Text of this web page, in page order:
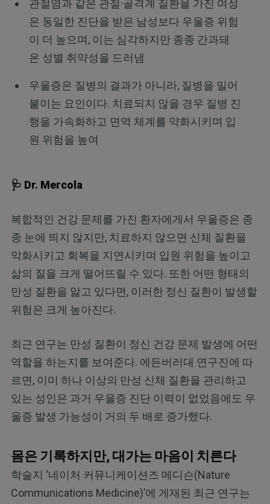
관절염과 같은 관절·골격계 질환을 가진 여성
은 동일한 진단을 받은 남성보다 우울증 위험
이 더 높으며, 이는 심각하지만 종종 간과돼
온 성별 취약성을 드러냄
우울증은 질병의 결과가 아니라, 질병을 밀어
붙이는 요인이다. 치료되지 않을 경우 질병 진
행을 가속화하고 면역 체계를 약화시키며 입
원 위험을 높여
🩺 Dr. Mercola
복합적인 건강 문제를 가진 환자에게서 우울증은 종
종 눈에 띄지 않지만, 치료하지 않으면 신체 질환을
악화시키고 회복을 지연시키며 입원 위험을 높이고
삶의 질을 크게 떨어뜨릴 수 있다. 또한 어떤 형태의
만성 질환을 앓고 있다면, 이러한 정신 질환이 발생할
위험은 크게 높아진다.
최근 연구는 만성 질환이 정신 건강 문제 발생에 어떤
역할을 하는지를 보여준다. 에든버러대 연구진에 따
르면, 이미 하나 이상의 만성 신체 질환을 관리하고
있는 성인은 과거 우울증 진단 이력이 없었음에도 우
울증 발생 가능성이 거의 두 배로 증가했다.
몸은 기록하지만, 대가는 마음이 치른다
학술지 ‘네이처 커뮤니케이션즈 메디슨(Nature
Communications Medicine)’에 게재된 최근 연구는